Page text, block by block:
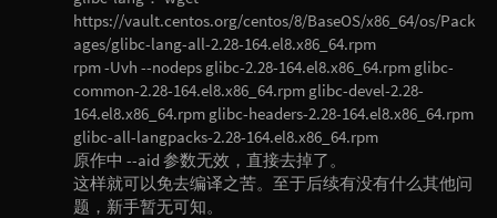
https://vault.centos.org/centos/8/BaseOS/x86_64/os/Pack
ages/glibc-lang-all-2.28-164.el8.x86_64.rpm
rpm -Uvh --nodeps glibc-2.28-164.el8.x86_64.rpm glibc-
common-2.28-164.el8.x86_64.rpm glibc-devel-2.28-
164.el8.x86_64.rpm glibc-headers-2.28-164.el8.x86_64.rpm
glibc-all-langpacks-2.28-164.el8.x86_64.rpm
原作中 --aid 参数无效，直接去掉了。
这样就可以免去编译之苦。至于后续有没有什么其他问
题，新手暂无可知。